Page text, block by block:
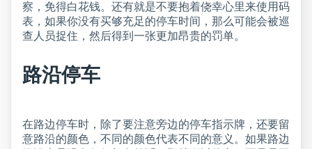
察，免得白花钱。还有就是不要抱着侥幸心里来使用码
表，如果你没有买够充足的停车时间，那么可能会被巡
查人员捉住，然后得到一张更加昂贵的罚单。
路沿停车
在路边停车时，除了要注意旁边的停车指示牌，还要留
意路沿的颜色，不同的颜色代表不同的意义。如果路边